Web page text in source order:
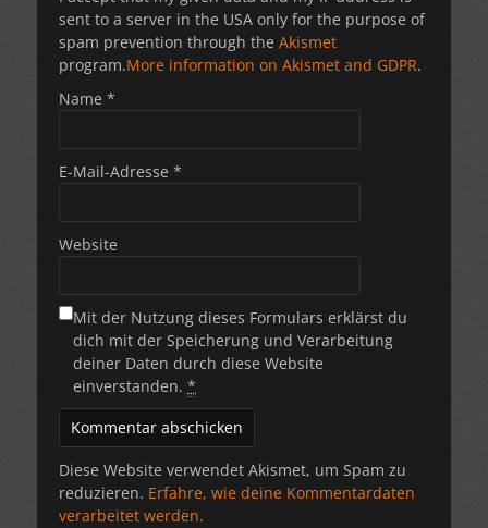
sent to a server in the USA only for the purpose of
spam prevention through the Akismet
program.More information on Akismet and GDPR.
Name *
E-Mail-Adresse *
Website
Mit der Nutzung dieses Formulars erklärst du
dich mit der Speicherung und Verarbeitung
deiner Daten durch diese Website
einverstanden. *
Diese Website verwendet Akismet, um Spam zu
reduzieren. Erfahre, wie deine Kommentardaten
verarbeitet werden.